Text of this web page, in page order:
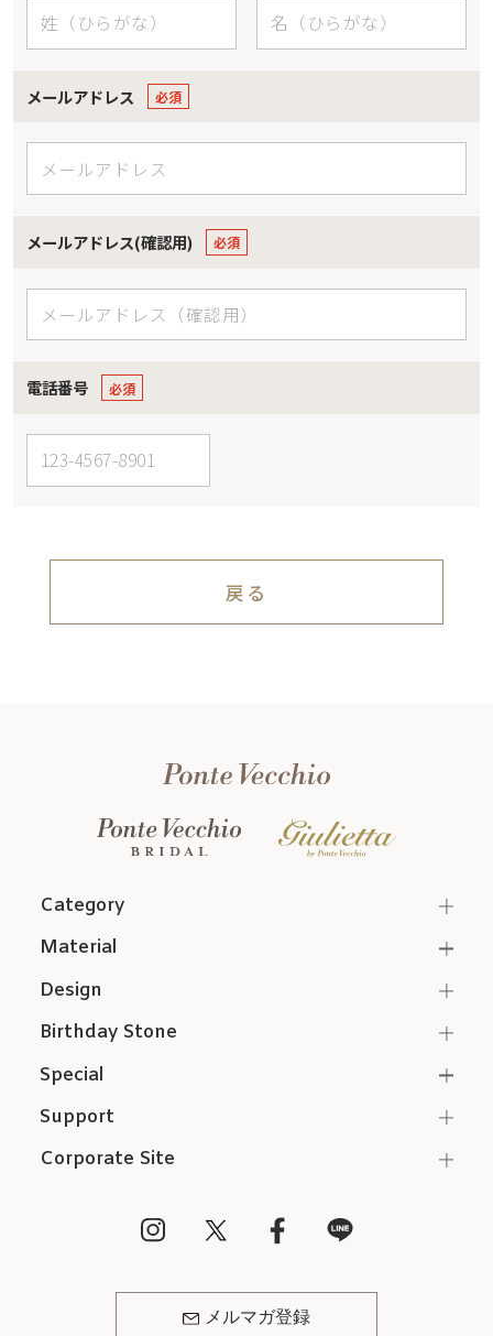
メールアドレス
メールアドレス(確認用)
電話番号
戻る
Category
Support
Corporate Site
メルマガ登録
Material
Design
Birthday Stone
Special